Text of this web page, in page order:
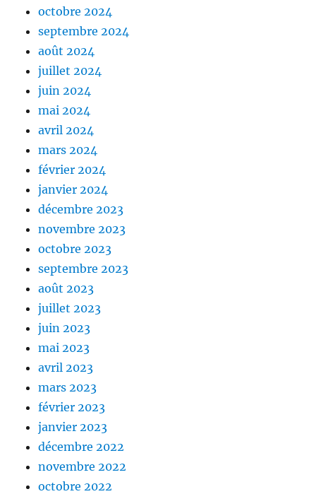
octobre 2024
septembre 2024
août 2024
juillet 2024
juin 2024
mai 2024
avril 2024
mars 2024
février 2024
janvier 2024
décembre 2023
novembre 2023
octobre 2023
septembre 2023
août 2023
juillet 2023
juin 2023
mai 2023
avril 2023
mars 2023
février 2023
janvier 2023
décembre 2022
novembre 2022
octobre 2022